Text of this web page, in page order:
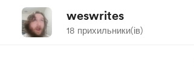
weswrites
18 прихильники(ів)